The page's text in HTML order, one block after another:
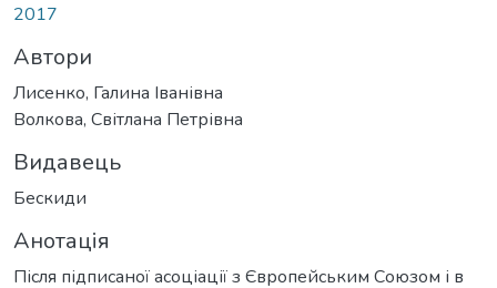
2017
Автори
Лисенко, Галина Іванівна
Волкова, Світлана Петрівна
Видавець
Бескиди
Анотація
Після підписаної асоціації з Європейським Союзом і в